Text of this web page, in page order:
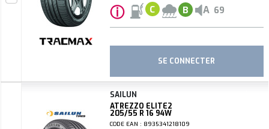
ⓘ C B A 69
SE CONNECTER
SAILUN
ATREZZO ELITE2
205/55 R 16 94W
CODE EAN : 8935341218109